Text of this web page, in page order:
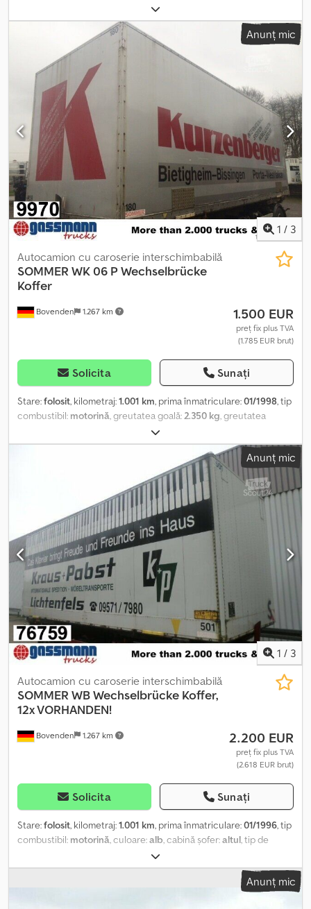
01/1999, lungimea spațiului de încărcare:
13.400 mm, lățimea spațiului de încărcare:2.480 mm, înălțime
spațiu de încărcare:2.700 mm, volumul spațiului de încărcare: 90
, lungime totală: 2.550 mm , lățime totală:
, dimensiunea anvelopei: 385 / 65 R 22,5, culoare:
kilometraj:1.001 km , cabină șofer:
Dotări:ABS
, Locație vehicul: Bovenden, 3 axe, axe SAF, suspensie
pneumatică, prima axă este liftabilă, ridicare și coborâre, ABS
(sistem antiblocare la frânare), uși tip portal, inele de ancorare,
cutie de depozitare Structură: carosare pentru transport haine,
pereți cu găuri cheie, bare pentru umerașe prezente, acoperiș
iluminat Crsdpfxsvhgxqe Ahmef Semiremorca este în prezent
închiriată, dar poate fi vizionată oricând! Informațiile despre
accesorii sunt fără garanție, modificările, vânzarea intermediară și
erorile sunt rezervate!
Anunț mic
1 / 3
Bovenden 1.267 km
Autocamion cu caroserie interschimbabilă
SOMMER WK 06 P Wechselbrücke
Koffer
1.500 EUR
preț fix plus TVA
(1.785 EUR brut)
Solicita Sunați
Stare:folosit, kilometraj:1.001 km, prima înmatriculare:01/1998, tip
combustibil: motorină, greutatea goală:2.350 kg, greutatea
, greutate totală:
culoare:alb, cabină șofer:altul, tip de angrenaj:altul, volumul
, lungimea spațiului de încărcare:
, lățimea spațiului de încărcare: 2.480 mm, înălțime
2.600 mm, An de fabricație:
, Locație
vehicul: Bovenden, uși de tip portal, acoperiș cu luminator.
Caroserie: caroserie tip box pentru mobilă, 2 x șine de ancorare.
Informațiile despre accesorii sunt fără garanție; modificările,
vânzarea intermediară și erorile sunt rezervate! Crodpovhhnmofx
Ahmof
Anunț mic
1 / 3
Bovenden 1.267 km
Autocamion cu caroserie interschimbabilă
SOMMER WB Wechselbrücke Koffer,
12x VORHANDEN!
2.200 EUR
preț fix plus TVA
(2.618 EUR brut)
Solicita Sunați
Stare:folosit, kilometraj:1.001 km, prima înmatriculare:01/1996, tip
combustibil: motorină, culoare:alb, cabină șofer:altul, tip de
, lungimea spațiului de încărcare:
spațiului de încărcare:2.430 mm, înălțime spațiu de încărcare:
, Locație vehicul: Bovenden, uși
Anunț mic